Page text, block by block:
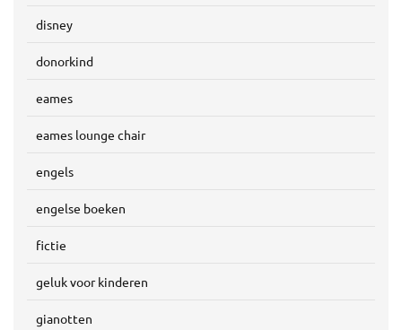
disney
donorkind
eames
eames lounge chair
engels
engelse boeken
fictie
geluk voor kinderen
gianotten